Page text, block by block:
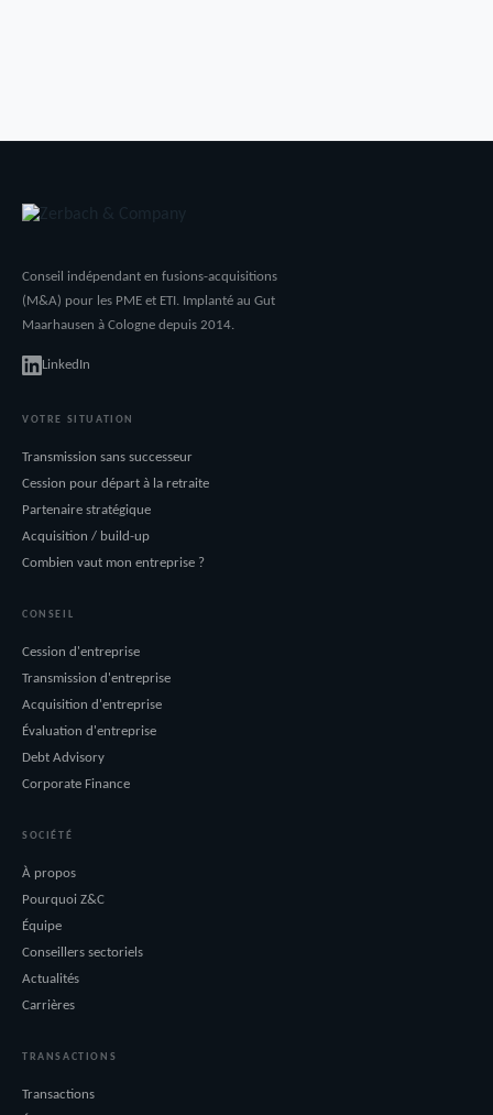
Conseil indépendant en fusions-acquisitions
(M&A) pour les PME et ETI. Implanté au Gut
Maarhausen à Cologne depuis 2014.
LinkedIn
VOTRE SITUATION
Transmission sans successeur
Cession pour départ à la retraite
Partenaire stratégique
Acquisition / build-up
Combien vaut mon entreprise ?
CONSEIL
Cession d'entreprise
Transmission d'entreprise
Acquisition d'entreprise
Évaluation d'entreprise
Debt Advisory
Corporate Finance
SOCIÉTÉ
À propos
Pourquoi Z&C
Équipe
Conseillers sectoriels
Actualités
Carrières
TRANSACTIONS
Transactions